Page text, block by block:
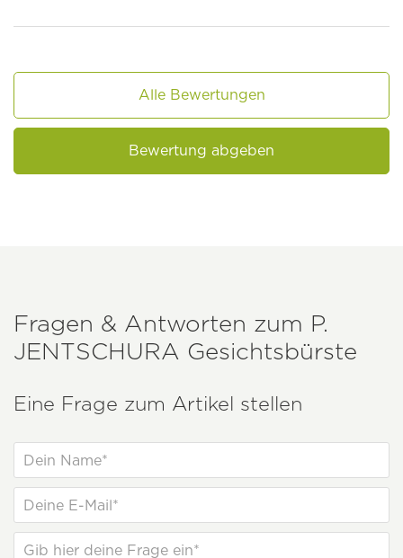
Alle Bewertungen
Bewertung abgeben
Fragen & Antworten zum P.
JENTSCHURA Gesichtsbürste
Eine Frage zum Artikel stellen